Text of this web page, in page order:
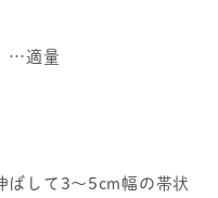
…適量
ばして3～5cm幅の帯状